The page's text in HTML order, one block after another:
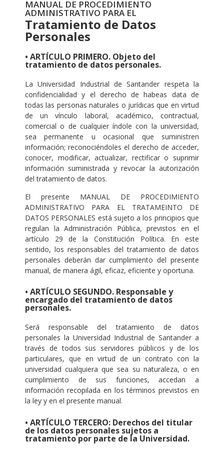
MANUAL DE PROCEDIMIENTO
ADMINISTRATIVO PARA EL
Tratamiento de Datos
Personales
• ARTÍCULO PRIMERO. Objeto del
tratamiento de datos personales.
La Universidad Industrial de Santander respeta la
confidencialidad y el derecho de habeas data de
todas las personas naturales o jurídicas que en virtud
de un vínculo laboral, académico, contractual,
comercial o de cualquier índole con la universidad,
sea permanente u ocasional que suministren
información; reconociéndoles el derecho de acceder,
conocer, modificar, actualizar, rectificar o suprimir
información suministrada y revocar la autorización
del tratamiento de datos.
El presente MANUAL DE PROCEDIMIENTO
ADMINISTRATIVO PARA EL TRATAMEINTO DE
DATOS PERSONALES está sujeto a los principios que
regulan la Administración Pública, previstos en el
artículo 29 de la Constitución Política. En este
sentido, los responsables del tratamiento de datos
personales deberán dar cumplimiento del presente
manual, de manera ágil, eficaz, eficiente y oportuna.
• ARTÍCULO SEGUNDO. Responsable y
encargado del tratamiento de datos
personales.
Será responsable del tratamiento de datos
personales la Universidad Industrial de Santander a
través de todos sus servidores públicos y de los
particulares, que en virtud de un contrato con la
universidad cualquiera que sea su naturaleza, o en
cumplimiento de sus funciones, accedan a
información recopilada en los términos previstos en
la ley y en el presente manual.
• ARTÍCULO TERCERO: Derechos del titular
de los datos personales sujetos a
tratamiento por parte de la Universidad.